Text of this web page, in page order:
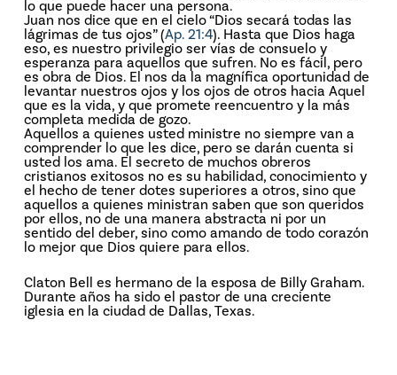
lo que puede hacer una persona.
Juan nos dice que en el cielo “Dios secará todas las
lágrimas de tus ojos” (Ap. 21:4). Hasta que Dios haga
eso, es nuestro privilegio ser vías de consuelo y
esperanza para aquellos que sufren. No es fácil, pero
es obra de Dios. El nos da la magnífica oportunidad de
levantar nuestros ojos y los ojos de otros hacia Aquel
que es la vida, y que promete reencuentro y la más
completa medida de gozo.
Aquellos a quienes usted ministre no siempre van a
comprender lo que les dice, pero se darán cuenta si
usted los ama. El secreto de muchos obreros
cristianos exitosos no es su habilidad, conocimiento y
el hecho de tener dotes superiores a otros, sino que
aquellos a quienes ministran saben que son queridos
por ellos, no de una manera abstracta ni por un
sentido del deber, sino como amando de todo corazón
lo mejor que Dios quiere para ellos.
Claton Bell es hermano de la esposa de Billy Graham.
Durante años ha sido el pastor de una creciente
iglesia en la ciudad de Dallas, Texas.